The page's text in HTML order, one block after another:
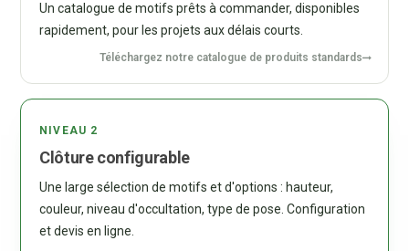
Un catalogue de motifs prêts à commander, disponibles
rapidement, pour les projets aux délais courts.
Téléchargez notre catalogue de produits standards
NIVEAU 2
Clôture configurable
Une large sélection de motifs et d'options : hauteur,
couleur, niveau d'occultation, type de pose. Configuration
et devis en ligne.